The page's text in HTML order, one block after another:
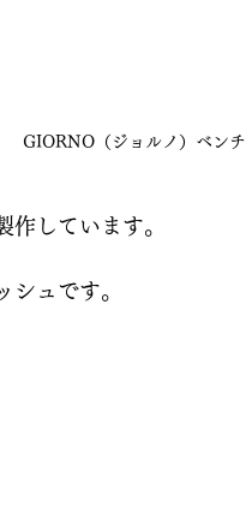
GIORNO（ジョルノ）ベンチ
作しています。
シュです。